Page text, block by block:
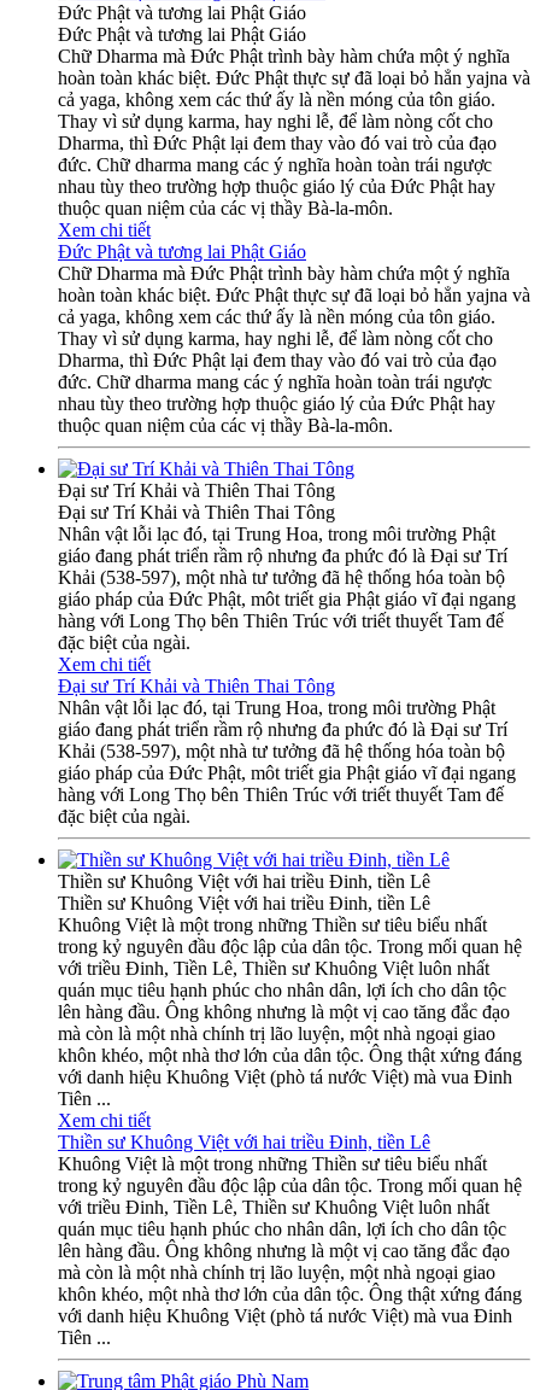
Đức Phật và tương lai Phật Giáo
Đức Phật và tương lai Phật Giáo
Chữ Dharma mà Đức Phật trình bày hàm chứa một ý nghĩa
hoàn toàn khác biệt. Đức Phật thực sự đã loại bỏ hẳn yajna và
cả yaga, không xem các thứ ấy là nền móng của tôn giáo.
Thay vì sử dụng karma, hay nghi lễ, để làm nòng cốt cho
Dharma, thì Đức Phật lại đem thay vào đó vai trò của đạo
đức. Chữ dharma mang các ý nghĩa hoàn toàn trái ngược
nhau tùy theo trường hợp thuộc giáo lý của Đức Phật hay
thuộc quan niệm của các vị thầy Bà-la-môn.
Xem chi tiết
Đức Phật và tương lai Phật Giáo
Chữ Dharma mà Đức Phật trình bày hàm chứa một ý nghĩa
hoàn toàn khác biệt. Đức Phật thực sự đã loại bỏ hẳn yajna và
cả yaga, không xem các thứ ấy là nền móng của tôn giáo.
Thay vì sử dụng karma, hay nghi lễ, để làm nòng cốt cho
Dharma, thì Đức Phật lại đem thay vào đó vai trò của đạo
đức. Chữ dharma mang các ý nghĩa hoàn toàn trái ngược
nhau tùy theo trường hợp thuộc giáo lý của Đức Phật hay
thuộc quan niệm của các vị thầy Bà-la-môn.
Đại sư Trí Khải và Thiên Thai Tông
Đại sư Trí Khải và Thiên Thai Tông
Nhân vật lỗi lạc đó, tại Trung Hoa, trong môi trường Phật
giáo đang phát triển rầm rộ nhưng đa phức đó là Đại sư Trí
Khải (538-597), một nhà tư tưởng đã hệ thống hóa toàn bộ
giáo pháp của Đức Phật, môt triết gia Phật giáo vĩ đại ngang
hàng với Long Thọ bên Thiên Trúc với triết thuyết Tam đế
đặc biệt của ngài.
Xem chi tiết
Đại sư Trí Khải và Thiên Thai Tông
Nhân vật lỗi lạc đó, tại Trung Hoa, trong môi trường Phật
giáo đang phát triển rầm rộ nhưng đa phức đó là Đại sư Trí
Khải (538-597), một nhà tư tưởng đã hệ thống hóa toàn bộ
giáo pháp của Đức Phật, môt triết gia Phật giáo vĩ đại ngang
hàng với Long Thọ bên Thiên Trúc với triết thuyết Tam đế
đặc biệt của ngài.
Thiền sư Khuông Việt với hai triều Đinh, tiền Lê
Thiền sư Khuông Việt với hai triều Đinh, tiền Lê
Khuông Việt là một trong những Thiền sư tiêu biểu nhất
trong kỷ nguyên đầu độc lập của dân tộc. Trong mối quan hệ
với triều Đinh, Tiền Lê, Thiền sư Khuông Việt luôn nhất
quán mục tiêu hạnh phúc cho nhân dân, lợi ích cho dân tộc
lên hàng đầu. Ông không nhưng là một vị cao tăng đắc đạo
mà còn là một nhà chính trị lão luyện, một nhà ngoại giao
khôn khéo, một nhà thơ lớn của dân tộc. Ông thật xứng đáng
với danh hiệu Khuông Việt (phò tá nước Việt) mà vua Đinh
Tiên ...
Xem chi tiết
Thiền sư Khuông Việt với hai triều Đinh, tiền Lê
Khuông Việt là một trong những Thiền sư tiêu biểu nhất
trong kỷ nguyên đầu độc lập của dân tộc. Trong mối quan hệ
với triều Đinh, Tiền Lê, Thiền sư Khuông Việt luôn nhất
quán mục tiêu hạnh phúc cho nhân dân, lợi ích cho dân tộc
lên hàng đầu. Ông không nhưng là một vị cao tăng đắc đạo
mà còn là một nhà chính trị lão luyện, một nhà ngoại giao
khôn khéo, một nhà thơ lớn của dân tộc. Ông thật xứng đáng
với danh hiệu Khuông Việt (phò tá nước Việt) mà vua Đinh
Tiên ...